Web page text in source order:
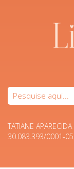
TATIANE
30.083.393/0001-05